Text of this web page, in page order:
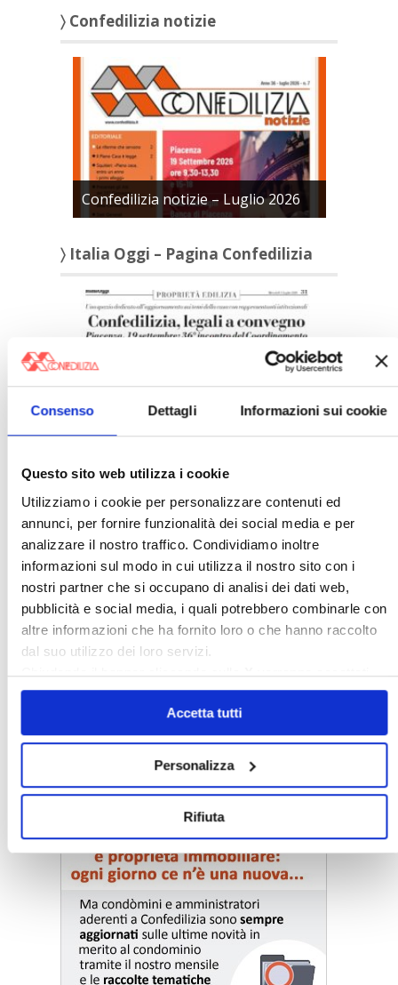
Consenso Dettagli Informazioni sui cookie
Questo sito web utilizza i cookie
Utilizziamo i cookie per personalizzare contenuti ed
annunci, per fornire funzionalità dei social media e per
analizzare il nostro traffico. Condividiamo inoltre
informazioni sul modo in cui utilizza il nostro sito con i
nostri partner che si occupano di analisi dei dati web,
pubblicità e social media, i quali potrebbero combinarle con
altre informazioni che ha fornito loro o che hanno raccolto
dal suo utilizzo dei loro servizi.
Chiudendo il banner cliccando sullaXverranno accettati
solo i cookie necessari.
Accetta tutti
Personalizza
Rifiuta
〉 Confedilizia notizie
Confedilizia notizie – Luglio 2026
〉 Italia Oggi – Pagina Confedilizia
Italia Oggi – Luglio 2026